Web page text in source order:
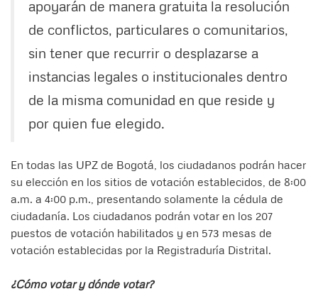
apoyarán de manera gratuita la resolución
de conflictos, particulares o comunitarios,
sin tener que recurrir o desplazarse a
instancias legales o institucionales dentro
de la misma comunidad en que reside y
por quien fue elegido.
En todas las UPZ de Bogotá, los ciudadanos podrán hacer
su elección en los sitios de votación establecidos, de 8:00
a.m. a 4:00 p.m., presentando solamente la cédula de
ciudadanía. Los ciudadanos podrán votar en los 207
puestos de votación habilitados y en 573 mesas de
votación establecidas por la Registraduría Distrital.
¿Cómo votar y dónde votar?